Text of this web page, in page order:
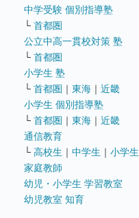
中学受験 個別指導塾
└ 首都圏
公立中高一貫校対策 塾
└ 首都圏
小学生 塾
└ 首都圏 ｜ 東海 ｜ 近畿
小学生 個別指導塾
└ 首都圏 ｜ 東海 ｜ 近畿
通信教育
└ 高校生 ｜ 中学生 ｜ 小学生
家庭教師
幼児・小学生 学習教室
幼児教室 知育